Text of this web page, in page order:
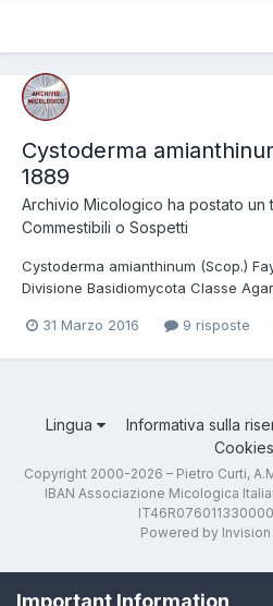
Cystoderma
1889
Archivio Micologico ha postato un
Commestibili o Sospetti
Cystoderma amianthinum (Scop.)
Divisione Basidiomycota Classe
Comune nelle peccete muscose, la
31 Marzo 2016 9 risposte
Lingua Informativa sulla
Cookies
Copyright 2000-2026 – Pietro Curti,
IBAN Associazione Micologica
Powered by
Important Information